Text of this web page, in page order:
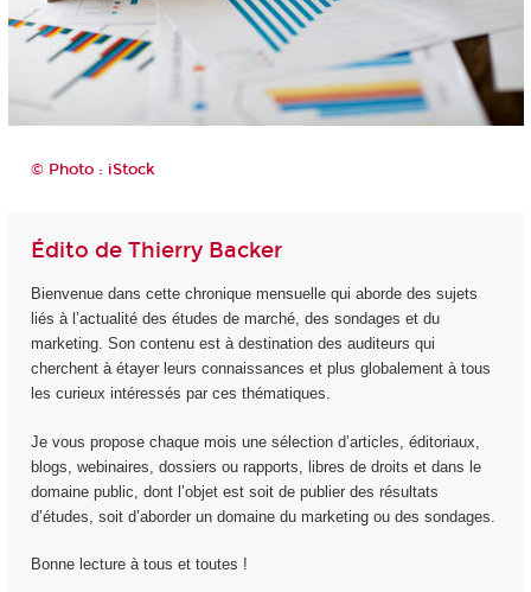
© Photo : iStock
Édito de Thierry Backer
Bienvenue dans cette chronique mensuelle qui aborde des sujets
liés à l’actualité des études de marché, des sondages et du
marketing. Son contenu est à destination des auditeurs qui
cherchent à étayer leurs connaissances et plus globalement à tous
les curieux intéressés par ces thématiques.
Je vous propose chaque mois une sélection d’articles, éditoriaux,
blogs, webinaires, dossiers ou rapports, libres de droits et dans le
domaine public, dont l’objet est soit de publier des résultats
d’études, soit d’aborder un domaine du marketing ou des sondages.
Bonne lecture à tous et toutes !